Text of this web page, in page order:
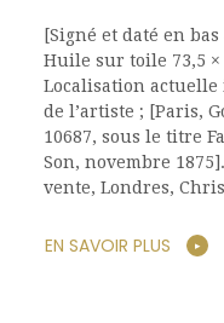
[Signé et daté en
Huile sur toile 73,5 ×
Localisation
de l’artiste ; [Paris,
10687, sous le titre
Son, novembre
vente, Londres,
EN SAVOIR PLUS